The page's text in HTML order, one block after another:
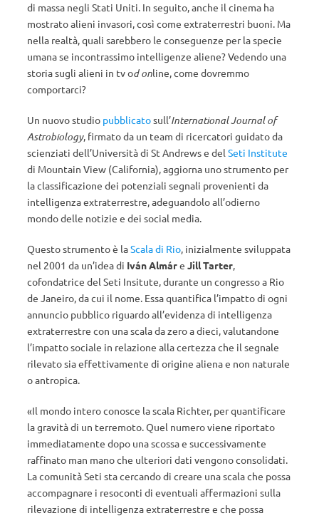
di massa negli Stati Uniti. In seguito, anche il cinema ha
mostrato alieni invasori, così come extraterrestri buoni. Ma
nella realtà, quali sarebbero le conseguenze per la specie
umana se incontrassimo intelligenze aliene? Vedendo una
storia sugli alieni in tv od online, come dovremmo
comportarci?
Un nuovo studio pubblicatosull’International Journal of
Astrobiology, firmato da un team di ricercatori guidato da
scienziati dell’Università di St Andrews e del Seti Institute
di Mountain View (California), aggiorna uno strumento per
la classificazione dei potenziali segnali provenienti da
intelligenza extraterrestre, adeguandolo all’odierno
mondo delle notizie e dei social media.
Questo strumento è laScala di Rio, inizialmente sviluppata
nel 2001 da un’idea di Iván Almáre Jill Tarter,
cofondatrice del Seti Insitute, durante un congresso a Rio
de Janeiro, da cui il nome. Essa quantifica l’impatto di ogni
annuncio pubblico riguardo all’evidenza di intelligenza
extraterrestre con una scala da zero a dieci, valutandone
l’impatto sociale in relazione alla certezza che il segnale
rilevato sia effettivamente di origine aliena e non naturale
o antropica.
«Il mondo intero conosce la scala Richter, per quantificare
la gravità di un terremoto. Quel numero viene riportato
immediatamente dopo una scossa e successivamente
raffinato man mano che ulteriori dati vengono consolidati.
La comunità Seti sta cercando di creare una scala che possa
accompagnare i resoconti di eventuali affermazioni sulla
rilevazione di intelligenza extraterrestre e che possa